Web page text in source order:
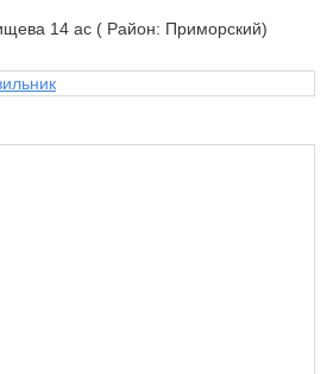
14 ас ( Район: Приморский)